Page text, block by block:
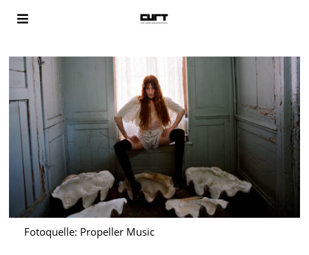
Fotoquelle: Propeller Music